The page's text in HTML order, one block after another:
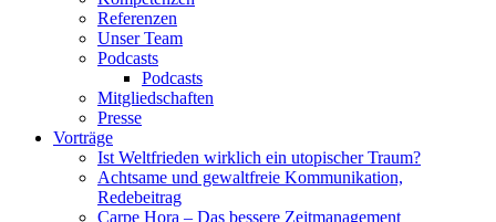
Referenzen
Unser Team
Podcasts
Podcasts
Mitgliedschaften
Presse
Vorträge
Ist Weltfrieden wirklich ein utopischer Traum?
Achtsame und gewaltfreie Kommunikation,
Redebeitrag
Carpe Hora – Das bessere Zeitmanagement